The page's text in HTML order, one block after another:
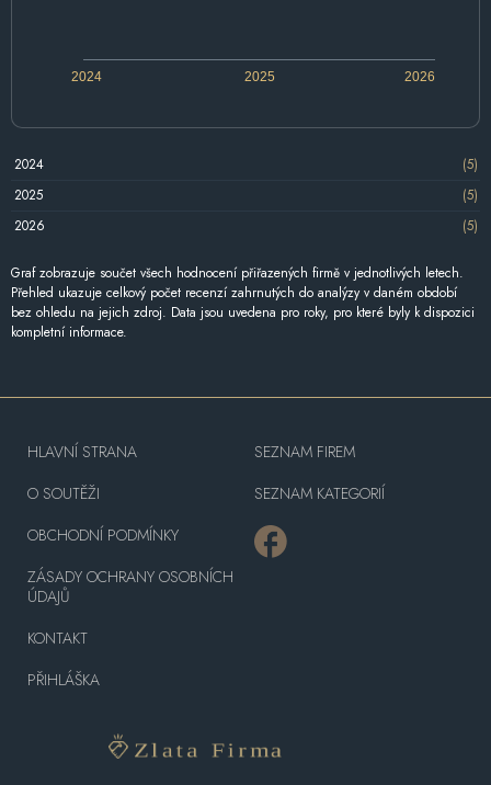
2024 2026
2025
2024
(5)
2025
(5)
2026
(5)
Graf zobrazuje součet všech hodnocení přiřazených firmě v jednotlivých letech.
Přehled ukazuje celkový počet recenzí zahrnutých do analýzy v daném období
bez ohledu na jejich zdroj. Data jsou uvedena pro roky, pro které byly k dispozici
kompletní informace.
HLAVNÍ STRANA
O SOUTĚŽI
OBCHODNÍ PODMÍNKY
ZÁSADY OCHRANY OSOBNÍCH
ÚDAJŮ
KONTAKT
PŘIHLÁŠKA
SEZNAM FIREM
SEZNAM KATEGORIÍ